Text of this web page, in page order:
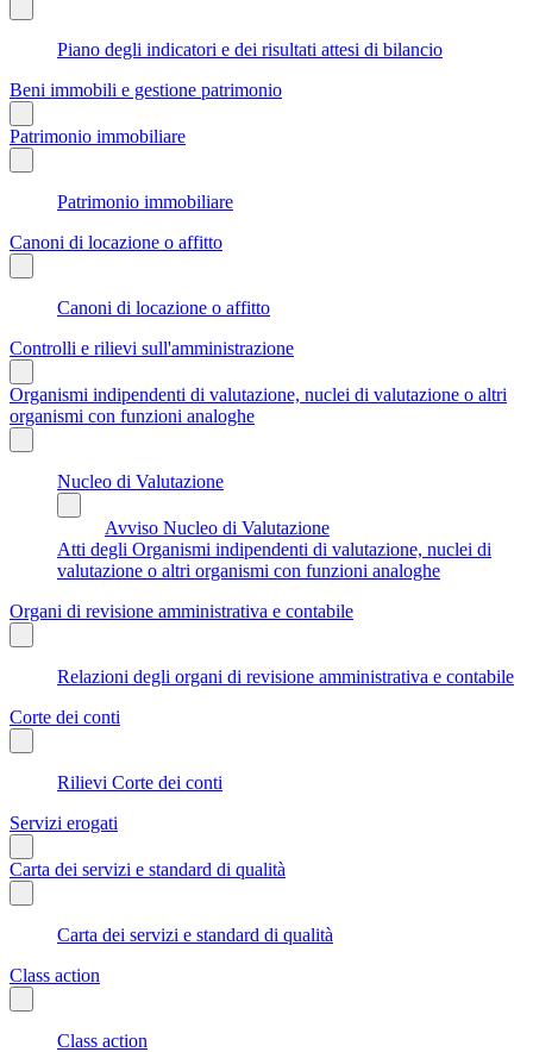
Piano degli indicatori e dei risultati attesi di bilancio
Beni immobili e gestione patrimonio
Patrimonio immobiliare
Patrimonio immobiliare
Canoni di locazione o affitto
Canoni di locazione o affitto
Controlli e rilievi sull'amministrazione
Organismi indipendenti di valutazione, nuclei di valutazione o altri
organismi con funzioni analoghe
Nucleo di Valutazione
Avviso Nucleo di Valutazione
Atti degli Organismi indipendenti di valutazione, nuclei di
valutazione o altri organismi con funzioni analoghe
Organi di revisione amministrativa e contabile
Relazioni degli organi di revisione amministrativa e contabile
Corte dei conti
Rilievi Corte dei conti
Servizi erogati
Carta dei servizi e standard di qualità
Carta dei servizi e standard di qualità
Class action
Class action